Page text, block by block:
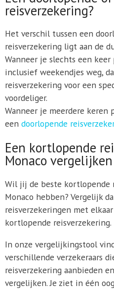
reisverzekering?
Het verschil tussen een
reisverzekering ligt aan de
Wanneer je slechts een
inclusief weekendjes weg,
reisverzekering voor een
voordeliger.
Wanneer je meerdere keren
een doorlopende
Een kortlopende
Monaco vergelijken
Wil jij de beste kortlopende
Monaco hebben? Vergelijk
reisverzekeringen met
kortlopende reisverzekering.
In onze vergelijkingstool
verschillende verzekeraars
reisverzekering aanbieden
vergelijken. Je ziet in één